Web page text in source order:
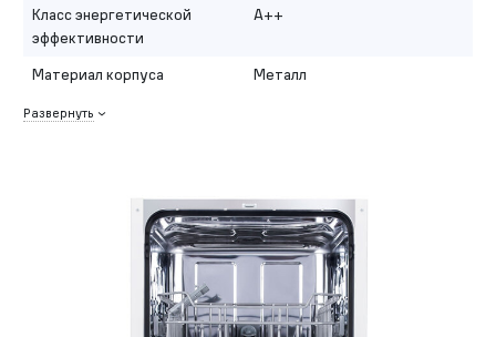
Класс энергетической
эффективности
A++
Материал корпуса Металл
Развернуть